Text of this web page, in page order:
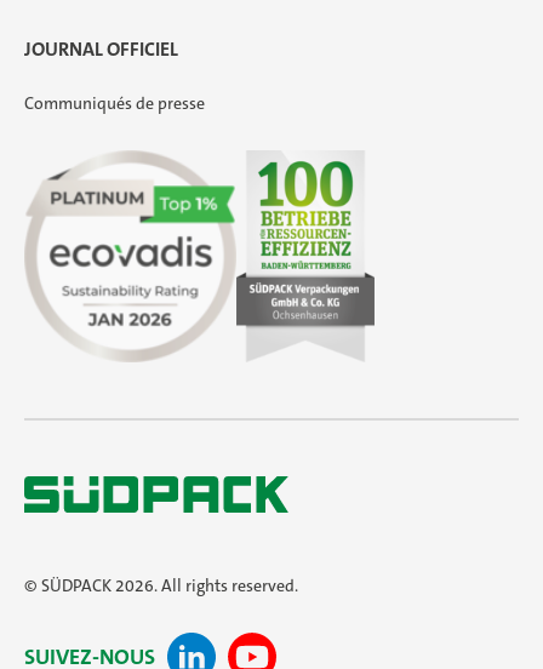
JOURNAL OFFICIEL
Communiqués de presse
© SÜDPACK 2026. All rights reserved.
SUIVEZ-NOUS